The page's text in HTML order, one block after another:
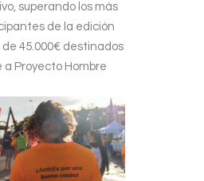
superando los más
de la edición
de 45.000€ destinados
Proyecto Hombre